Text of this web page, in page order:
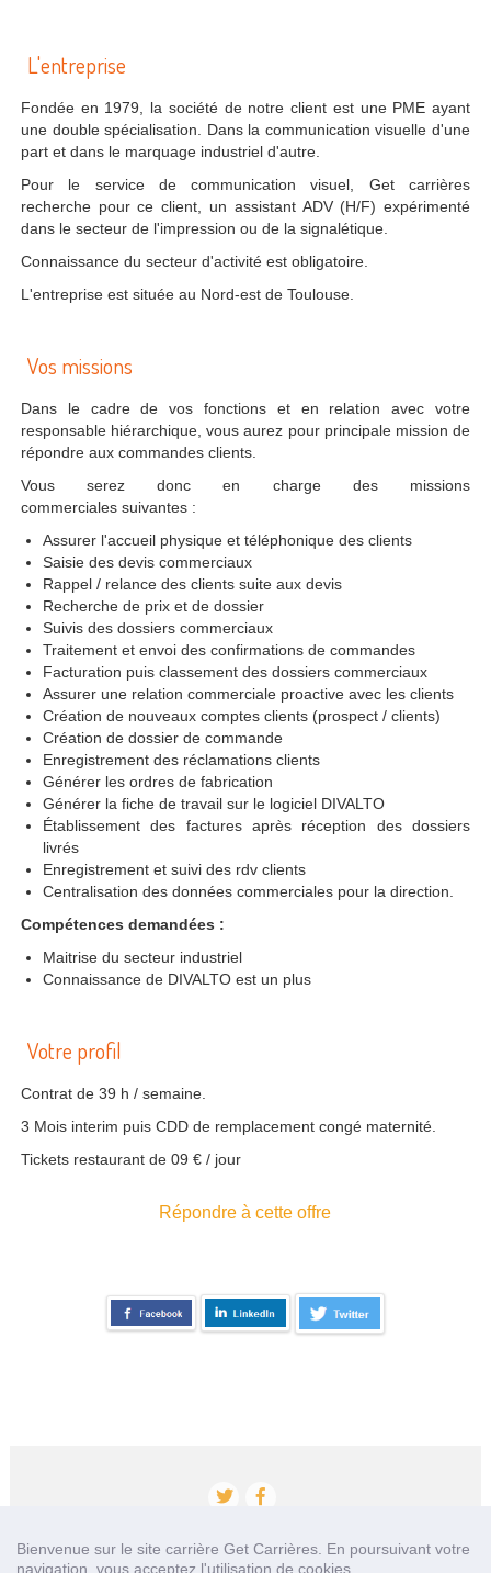
Bienvenue sur le site carrière Get Carrières. En poursuivant votre
navigation, vous acceptez l'utilisation de cookies.
L'entreprise
Fondée en 1979, la société de notre client est une PME ayant
une double spécialisation. Dans la communication visuelle d'une
part et dans le marquage industriel d'autre.
Pour le service de communication visuel, Get carrières
recherche pour ce client, un assistant ADV (H/F) expérimenté
dans le secteur de l'impression ou de la signalétique.
Connaissance du secteur d'activité est obligatoire.
L'entreprise est située au Nord-est de Toulouse.
Vos missions
Dans le cadre de vos fonctions et en relation avec votre
responsable hiérarchique, vous aurez pour principale mission de
répondre aux commandes clients.
Vous serez donc en charge des missions
commerciales suivantes :
Assurer l'accueil physique et téléphonique des clients
Saisie des devis commerciaux
Rappel / relance des clients suite aux devis
Recherche de prix et de dossier
Suivis des dossiers commerciaux
Traitement et envoi des confirmations de commandes
Facturation puis classement des dossiers commerciaux
Assurer une relation commerciale proactive avec les clients
Création de nouveaux comptes clients (prospect / clients)
Création de dossier de commande
Enregistrement des réclamations clients
Générer les ordres de fabrication
Générer la fiche de travail sur le logiciel DIVALTO
Établissement des factures après réception des dossiers
livrés
Enregistrement et suivi des rdv clients
Centralisation des données commerciales pour la direction.
Compétences demandées :
Maitrise du secteur industriel
Connaissance de DIVALTO est un plus
Votre profil
Contrat de 39 h / semaine.
3 Mois interim puis CDD de remplacement congé maternité.
Tickets restaurant de 09 € / jour
Répondre à cette offre